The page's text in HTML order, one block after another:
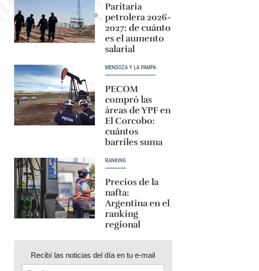
Paritaria
petrolera 2026-
2027: de cuánto
es el aumento
salarial
MENDOZA Y LA PAMPA
PECOM
compró las
áreas de YPF en
El Corcobo:
cuántos
barriles suma
RANKING
Precios de la
nafta:
Argentina en el
ranking
regional
Recibí las noticias del día en tu e-mail